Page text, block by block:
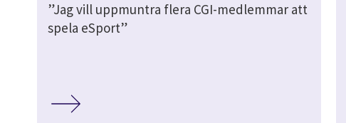
”Jag vill uppmuntra flera CGI-medlemmar att
spela eSport”